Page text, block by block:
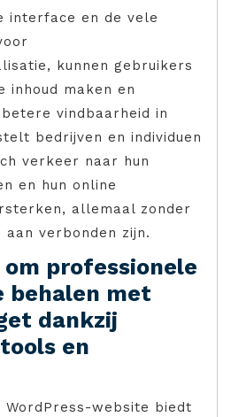
interface en de vele
kunnen gebruikers
inhoud maken en
vindbaarheid in
bedrijven en individuen
verkeer naar hun
en hun online
allemaal zonder
verbonden zijn.
professionele
behalen met
dankzij
en
WordPress-website biedt